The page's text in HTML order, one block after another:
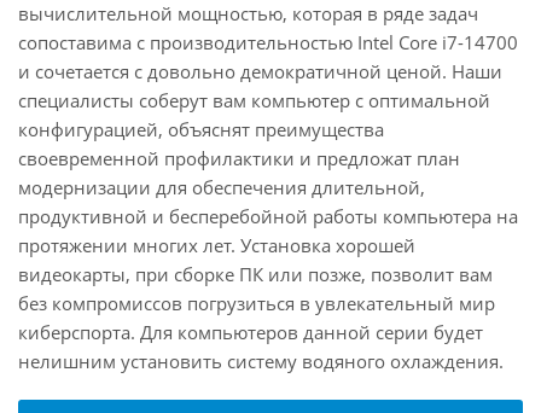
вычислительной мощностью, которая в ряде задач
сопоставима с производительностью Intel Core i7-14700
и сочетается с довольно демократичной ценой. Наши
специалисты соберут вам компьютер с оптимальной
конфигурацией, объяснят преимущества
своевременной профилактики и предложат план
модернизации для обеспечения длительной,
продуктивной и бесперебойной работы компьютера на
протяжении многих лет. Установка хорошей
видеокарты, при сборке ПК или позже, позволит вам
без компромиссов погрузиться в увлекательный мир
киберспорта. Для компьютеров данной серии будет
нелишним установить систему водяного охлаждения.